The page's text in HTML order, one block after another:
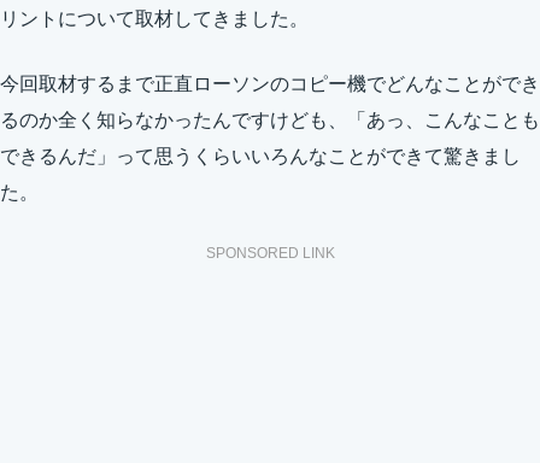
リントについて取材してきました。
今回取材するまで正直ローソンのコピー機でどんなことができ
るのか全く知らなかったんですけども、「あっ、こんなことも
できるんだ」って思うくらいいろんなことができて驚きまし
た。
SPONSORED LINK